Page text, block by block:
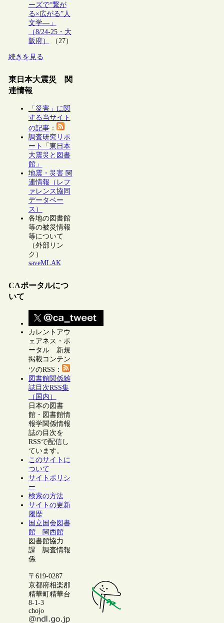
ーズで“繋が
る×広がる”人
文学―」
（8/24-25・大
阪府）
（27）
続きを見る
東日本大震災 関
連情報
「災害」に関
する当サイト
の記事：
調査研究リポ
ート「東日本
大震災と図書
館」
地震・災害 関
連情報（レフ
ァレンス協同
データベー
ス）
各地の図書館
等の被災情報
等について
（外部リン
ク）
saveMLAK
CAポータルにつ
いて
カレントアウ
ェアネス・ポ
ータル 新規
掲載コンテン
ツのRSS：
図書館関係雑
誌目次RSS集
（国内）
日本の図書
館・図書館情
報学関係情報
誌の目次を
RSSで配信し
ています。
このサイトに
ついて
サイトポリシ
ー
検索の方法
サイトの更新
履歴
国立国会図書
館 関西館
図書館協力
課 調査情報
係
〒619-0287
京都府相楽郡
精華町精華台
8-1-3
chojo